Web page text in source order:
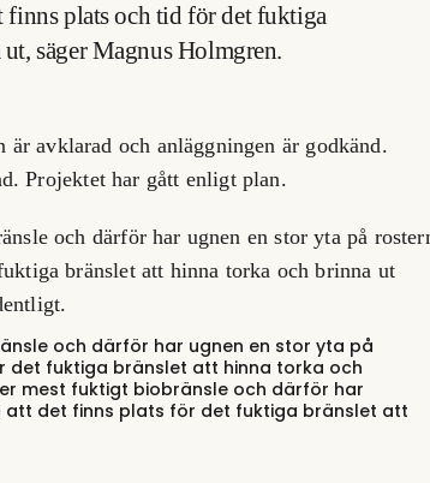
finns plats och tid för det fuktiga
säger MagnusHolmgren.
avklarad och anläggningen är godkänd.
Projektet har gått enligt plan.
och därför har ugnen en stor yta på
fuktiga bränslet att hinna torka och
mest fuktigt biobränsle och därför har
att det finns plats för det fuktiga bränslet att